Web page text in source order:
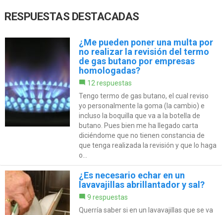
RESPUESTAS DESTACADAS
¿Me pueden poner una multa por
no realizar la revisión del termo
de gas butano por empresas
homologadas?
12 respuestas
Tengo termo de gas butano, el cual reviso
yo personalmente la goma (la cambio) e
incluso la boquilla que va a la botella de
butano. Pues bien me ha llegado carta
diciéndome que no tienen constancia de
que tenga realizada la revisión y que lo haga
o...
¿Es necesario echar en un
lavavajillas abrillantador y sal?
9 respuestas
Querría saber si en un lavavajillas que se va